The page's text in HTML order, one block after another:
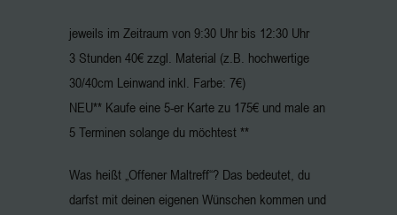
jeweils im Zeitraum von 9:30 Uhr bis 12:30 Uhr
3 Stunden 40€ zzgl. Material (z.B. hochwertige
30/40cm Leinwand inkl. Farbe: 7€)
NEU** Kaufe eine 5-er Karte zu 175€ und male an
5 Terminen solange du möchtest **
Was heißt „Offener Maltreff“? Das bedeutet, du
darfst mit deinen eigenen Wünschen kommen und